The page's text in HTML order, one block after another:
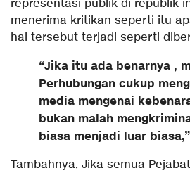
representasi publik di republik
menerima kritikan seperti itu
hal tersebut terjadi seperti
“Jika itu ada benarnya ,
Perhubungan cukup
media mengenai
bukan malah
biasa menjadi luar
Tambahnya, Jika semua